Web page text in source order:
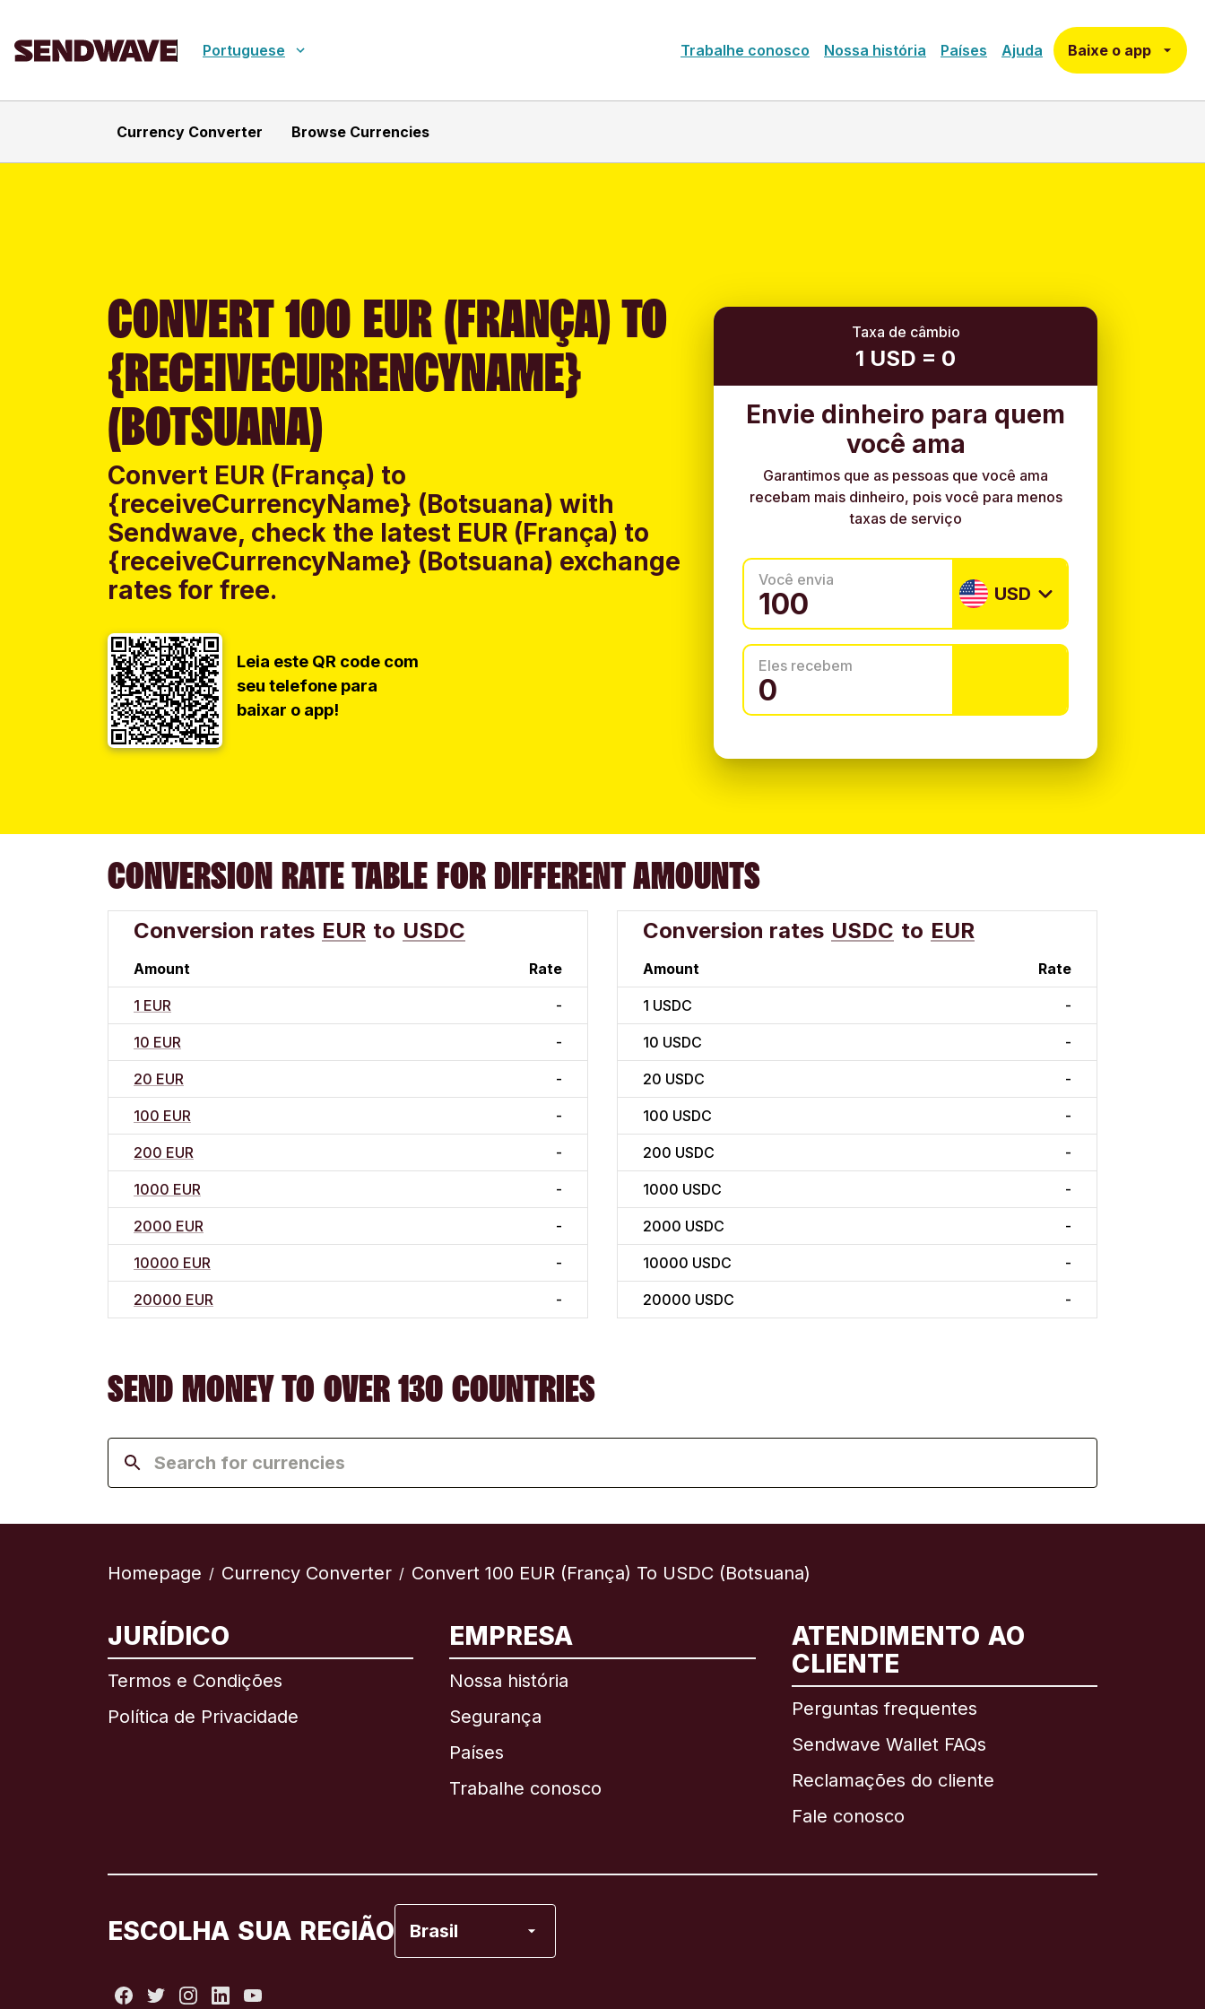
Portuguese Trabalhe conosco Nossa história Países Ajuda Baixe o app
Currency Converter Browse Currencies
CONVERT 100 EUR (FRANÇA) TO
{RECEIVECURRENCYNAME}
(BOTSUANA)
Convert EUR (França) to
{receiveCurrencyName} (Botsuana) with
Sendwave, check the latest EUR (França) to
{receiveCurrencyName} (Botsuana) exchange
rates for free.
Leia este QR code com
seu telefone para
baixar o app!
Taxa de câmbio
1 USD = 0
Envie dinheiro para quem
você ama
Garantimos que as pessoas que você ama
recebam mais dinheiro, pois você para menos
taxas de serviço
Você envia
USD
Eles recebem
CONVERSION RATE TABLE FOR DIFFERENT AMOUNTS
Conversion rates EUR to USDC
Amount Rate
1 EUR -
10 EUR -
20 EUR -
100 EUR -
200 EUR -
1000 EUR -
2000 EUR -
10000 EUR -
20000 EUR -
Conversion rates USDC to EUR
Amount Rate
1 USDC -
10 USDC -
20 USDC -
100 USDC -
200 USDC -
1000 USDC -
2000 USDC -
10000 USDC -
20000 USDC -
SEND MONEY TO OVER 130 COUNTRIES
Homepage / Currency Converter / Convert 100 EUR (França) To USDC (Botsuana)
JURÍDICO
Termos e Condições
Política de Privacidade
EMPRESA
Nossa história
Segurança
Países
Trabalhe conosco
ATENDIMENTO AO
CLIENTE
Perguntas frequentes
Sendwave Wallet FAQs
Reclamações do cliente
Fale conosco
ESCOLHA SUA REGIÃO Brasil
Internacional English